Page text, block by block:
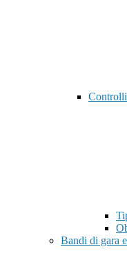
Bandi di gara